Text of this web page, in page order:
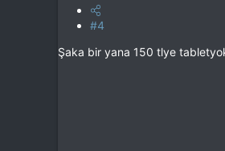
#4
Şaka bir yana 150 tlye